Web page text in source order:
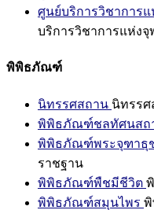
ศูนย์บริการวิชาการ
บริการวิชาการแห่ง
พิพิธภัณฑ์
นิทรรศสถาน นิทรรศ
พิพิธภัณฑ์ชลทัศนสถ
พิพิธภัณฑ์พระจุฑาธุ
ราชฐาน
พิพิธภัณฑ์พืชมีชีวิต
พิพิธภัณฑ์สมุนไพร